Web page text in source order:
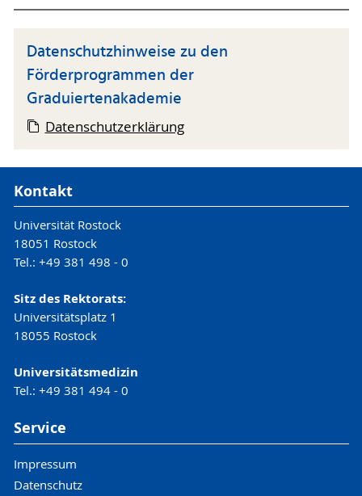
Datenschutzhinweise zu den
Förderprogrammen der
Graduiertenakademie
Datenschutzerklärung
Kontakt
Universität Rostock
18051 Rostock
Tel.: +49 381 498 - 0
Sitz des Rektorats:
Universitätsplatz 1
18055 Rostock
Universitätsmedizin
Tel.: +49 381 494 - 0
Service
Impressum
Datenschutz